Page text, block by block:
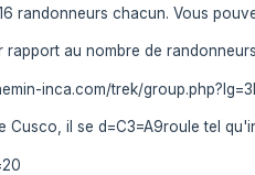
randonneurs chacun. Vous
rapport au nombre de
inca.com/trek/
Cusco, il se d=C3=A9roule tel